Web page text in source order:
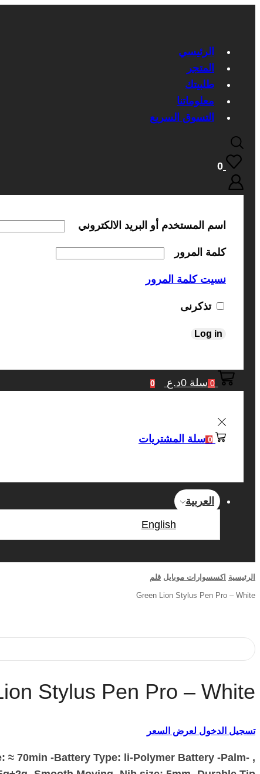
الرئيسي
المتجر
طلبيتك
معلوماتنا
التسوق السريع
0
اسم المستخدم أو البريد الالكتروني
كلمة المرور
نسيت كلمة المرور
تذكرنى
Log in
0 سلة 0د.ع 0
0 سلة المشتريات
العربية
English
الرئيسية اكسسوارات موبايل قلم
Green Lion Stylus Pen Pro – White
Stylus Pen Pro – White
تسجيل الدخول لعرض السعر
≈ 70min -Battery Type: li-Polymer Battery -Palm